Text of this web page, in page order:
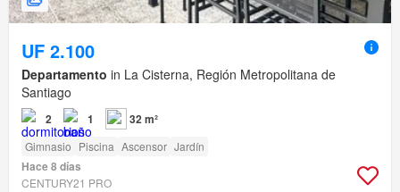
UF 2.100
Departamento in La Cisterna, Región Metropolitana de
Santiago
2 1 32 m²
Gimnasio Piscina Ascensor Jardín
Hace 8 días
CENTURY21 PRO